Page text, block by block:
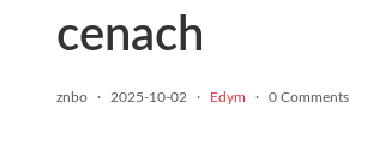
cenach
znbo · 2025-10-02 · Edym · 0 Comments